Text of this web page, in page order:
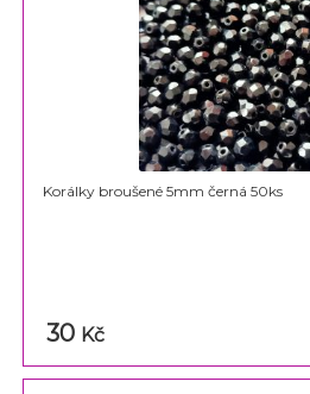
Korálky broušené 5mm černá 50ks
30 Kč